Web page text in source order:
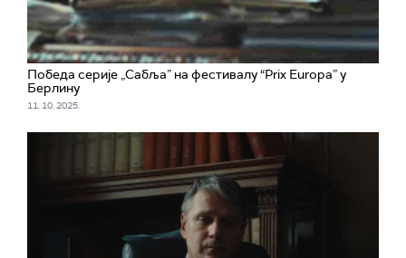
Победа серије „Сабља” на фестивалу “Prix Europa” у
Берлину
11. 10. 2025.